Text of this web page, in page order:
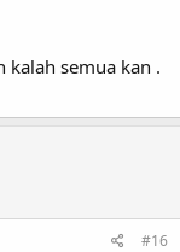
kalah semua kan .
#16